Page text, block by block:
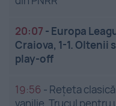
20:07 - Europa
Craiova, 1-1.
play-off
19:56 - Rețeta